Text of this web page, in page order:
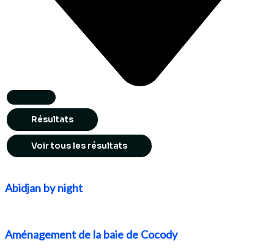
Résultats
Voir tous les résultats
Abidjan by night
Aménagement de la baie de Cocody